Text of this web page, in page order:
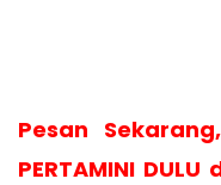
Pesan
PERTAMINI DULU